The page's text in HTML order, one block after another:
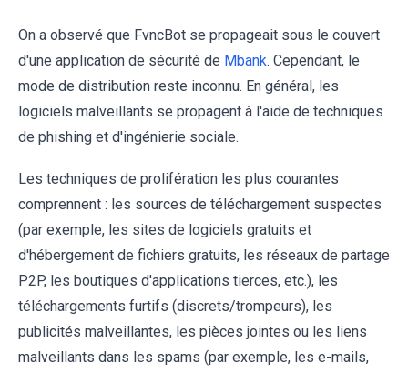
On a observé que FvncBot se propageait sous le couvert
d'une application de sécurité de Mbank. Cependant, le
mode de distribution reste inconnu. En général, les
logiciels malveillants se propagent à l'aide de techniques
de phishing et d'ingénierie sociale.
Les techniques de prolifération les plus courantes
comprennent : les sources de téléchargement suspectes
(par exemple, les sites de logiciels gratuits et
d'hébergement de fichiers gratuits, les réseaux de partage
P2P, les boutiques d'applications tierces, etc.), les
téléchargements furtifs (discrets/trompeurs), les
publicités malveillantes, les pièces jointes ou les liens
malveillants dans les spams (par exemple, les e-mails,